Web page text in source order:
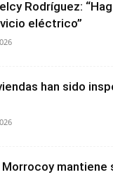
Rodríguez:
eléctrico”
han sido
mantiene